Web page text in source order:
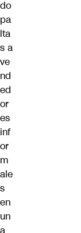
do
pa
lta
s a
ve
nd
ed
or
es
inf
or
m
ale
s
en
un
a